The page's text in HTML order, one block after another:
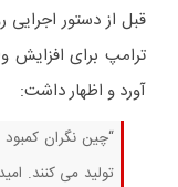
قبل از دستور
ترامپ برای افزایش
آورد و اظهار داشت:
“چین نگران
تولید می کنند.